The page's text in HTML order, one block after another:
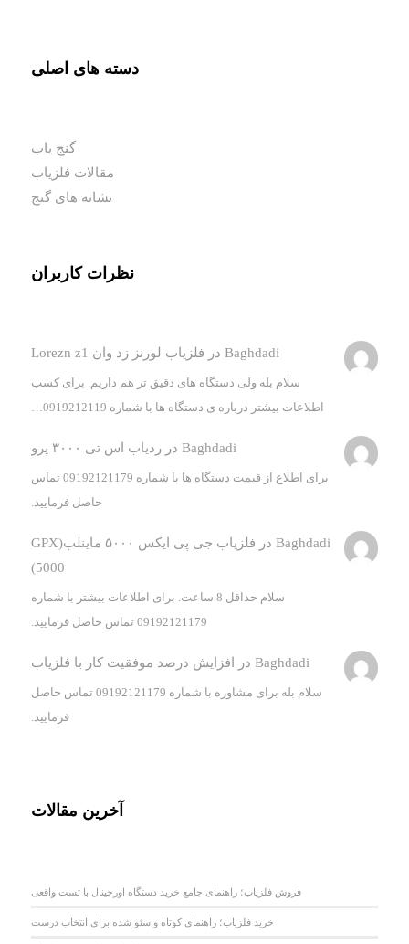
دسته های اصلی
گنج یاب
مقالات فلزیاب
نشانه های گنج
نظرات کاربران
Baghdadi در فلزیاب لورنز زد وان Lorezn z1
سلام بله ولی دستگاه های دقیق تر هم داریم. برای کسب
اطلاعات بیشتر درباره ی دستگاه ها با شماره 0919212119…
Baghdadi درردیاب اس تی ۳۰۰۰ پرو
برای اطلاع از قیمت دستگاه ها با شماره 09192121179 تماس
حاصل فرمایید.
Baghdadi در
فلزیاب جی پی ایکس ۵۰۰۰ ماینلب(GPX
5000)
سلام حداقل 8 ساعت. برای اطلاعات بیشتر با شماره
09192121179 تماس حاصل فرمایید.
Baghdadi در افزایش درصد موفقیت کار با فلزیاب
سلام بله برای مشاوره با شماره 09192121179 تماس حاصل
فرمایید.
آخرین مقالات
فروش فلزیاب؛ راهنمای جامع خرید دستگاه اورجینال با تست واقعی
خرید فلزیاب؛ راهنمای کوتاه و سئو شده برای انتخاب درست